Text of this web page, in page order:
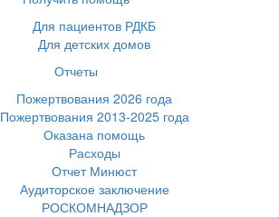
Для пациентов РДКБ
Для детских домов
Отчеты
Пожертвования 2026 года
Пожертвования 2013-2025 года
Оказана помощь
Расходы
Отчет Минюст
Аудиторское заключение
РОСКОМНАДЗОР